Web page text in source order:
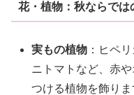
花・植物：秋ならでは
実もの植物 ：ヒペ
ニトマトなど、赤
つける植物を飾り